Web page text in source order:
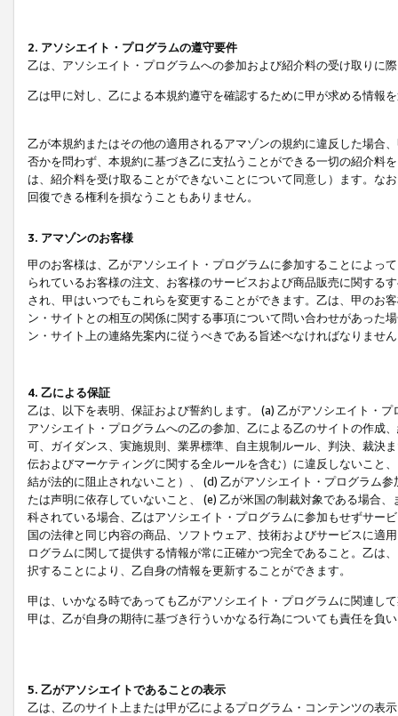
2. アソシエイト・プログラムの遵守要件
乙は、アソシエイト・プログラムへの参加および紹介料の受け取りに
乙は甲に対し、乙による本規約遵守を確認するために甲が求める情報
乙が本規約またはその他の適用されるアマゾンの規約に違反した場合
否かを問わず、本規約に基づき乙に支払うことができる一切の紹介料
は、紹介料を受け取ることができないことについて同意し）ます。な
回復できる権利を損なうこともありません。
3. アマゾンのお客様
甲のお客様は、乙がアソシエイト・プログラムに参加することによっ
られているお客様の注文、お客様のサービスおよび商品販売に関する
され、甲はいつでもこれらを変更することができます。乙は、甲のお
ン・サイトとの相互の関係に関する事項について問い合わせがあった
ン・サイト上の連絡先案内に従うべきである旨述べなければなりませ
4. 乙による保証
乙は、以下を表明、保証および誓約します。 (a) 乙がアソシエイト・
アソシエイト・プログラムへの乙の参加、乙による乙のサイトの作成
可、ガイダンス、実施規則、業界標準、自主規制ルール、判決、裁決
伝およびマーケティングに関する全ルールを含む）に違反しないこと
結が法的に阻止されないこと）、 (d) 乙がアソシエイト・プログラム
たは声明に依存していないこと、 (e) 乙が米国の制裁対象である場合
科されている場合、乙はアソシエイト・プログラムに参加もせずサー
国の法律と同じ内容の商品、ソフトウェア、技術およびサービスに適
ログラムに関して提供する情報が常に正確かつ完全であること。乙は
択することにより、乙自身の情報を更新することができます。
甲は、いかなる時であっても乙がアソシエイト・プログラムに関連し
甲は、乙が自身の期待に基づき行ういかなる行為についても責任を負
5. 乙がアソシエイトであることの表示
乙は、乙のサイト上または甲が乙によるプログラム・コンテンツの表